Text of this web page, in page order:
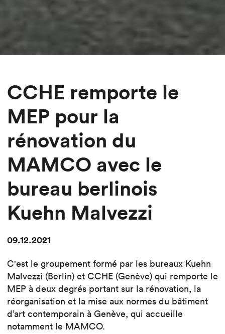
CCHE remporte le
MEP pour la
rénovation du
MAMCO avec le
bureau berlinois
Kuehn Malvezzi
09.12.2021
C'est le groupement formé par les bureaux Kuehn
Malvezzi (Berlin) et CCHE (Genève) qui remporte le
MEP à deux degrés portant sur la rénovation, la
réorganisation et la mise aux normes du bâtiment
d’art contemporain à Genève, qui accueille
notamment le MAMCO.